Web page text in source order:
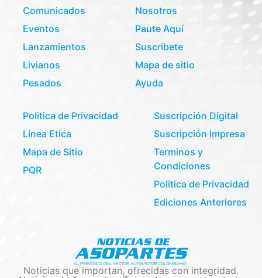
Comunicados
Eventos
Lanzamientos
Livianos
Pesados
Nosotros
Paute Aquí
Suscribete
Mapa de sitio
Ayuda
Politica de Privacidad
Línea Etica
Mapa de Sitio
PQR
Suscripción Digital
Suscripción Impresa
Terminos y
Condiciones
Politica de Privacidad
Ediciones Anteriores
Noticias que importan, ofrecidas con integridad.